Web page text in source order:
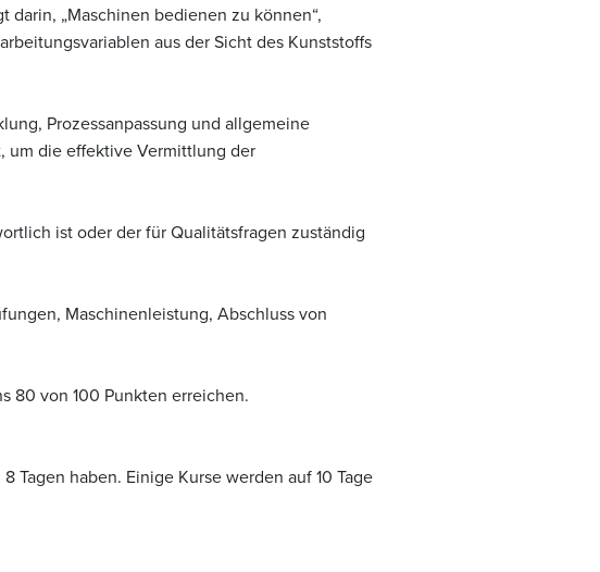
„Maschinen bedienen zu können“,
aus der Sicht des Kunststoffs
Prozessanpassung und allgemeine
um die effektive Vermittlung der
ist oder der für Qualitätsfragen zuständig
Maschinenleistung, Abschluss von
80 von 100 Punkten erreichen.
Tagen haben. Einige Kurse werden auf 10 Tage